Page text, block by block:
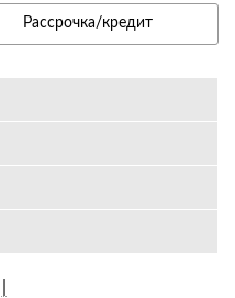
Рассрочка/кредит